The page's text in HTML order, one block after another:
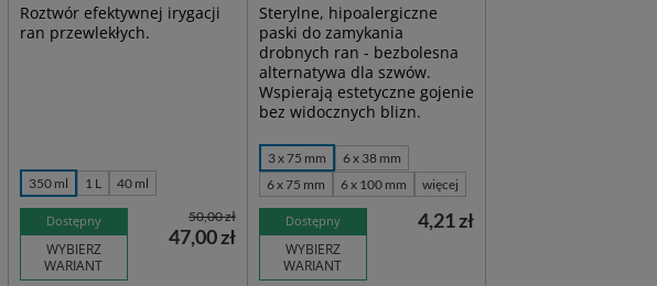
Roztwór efektywnej irygacji
ran przewlekłych.
350 ml 1 L 40 ml
Dostępny
WYBIERZ
WARIANT
50,00 zł
47,00 zł
Sterylne, hipoalergiczne
paski do zamykania
drobnych ran - bezbolesna
alternatywa dla szwów.
Wspierają estetyczne gojenie
bez widocznych blizn.
3 x 75 mm
6 x 38 mm
6 x 75 mm
6 x 100 mm więcej
Dostępny
WYBIERZ
WARIANT
4,21 zł